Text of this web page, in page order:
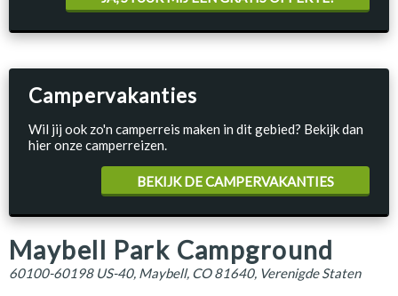
Maybell Park Campground
60100-60198 US-40, Maybell, CO 81640, Verenigde Staten
Campervakanties
Wil jij ook zo'n camperreis maken in dit gebied? Bekijk dan
hier onze camperreizen.
BEKIJK DE CAMPERVAKANTIES